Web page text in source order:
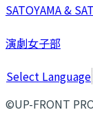
SATOYAMA &
演劇女子部
Select Language
©UP-FRONT